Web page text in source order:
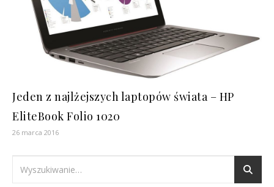
Jeden z najlżejszych laptopów świata – HP
EliteBook Folio 1020
26 marca 2016